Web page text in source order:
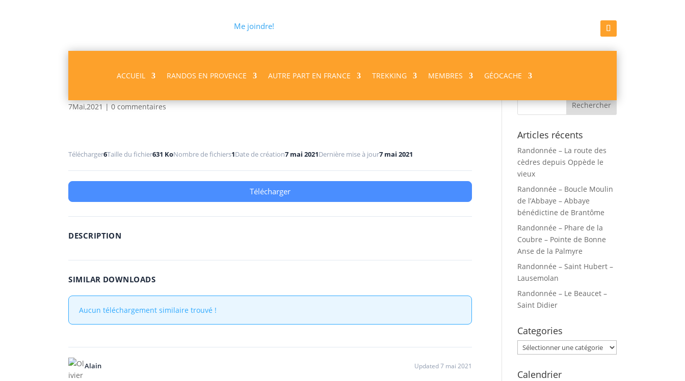
Me joindre!
ACCUEIL RANDOS EN PROVENCE AUTRE PART EN FRANCE TREKKING MEMBRES GÉOCACHE
7Mai,2021|0 commentaires
Télécharger6Taille du fichier631 KoNombre de fichiers1Date de création7 mai 2021Dernière mise à jour7 mai 2021
Télécharger
DESCRIPTION
SIMILAR DOWNLOADS
Aucun téléchargement similaire trouvé !
Alain Updated 7 mai 2021
Articles récents
Randonnée – La route des
cèdres depuis Oppède le
vieux
Randonnée – Boucle Moulin
de l’Abbaye – Abbaye
bénédictine de Brantôme
Randonnée – Phare de la
Coubre – Pointe de Bonne
Anse de la Palmyre
Randonnée – Saint Hubert –
Lausemolan
Randonnée – Le Beaucet –
Saint Didier
Categories
Categories
Calendrier